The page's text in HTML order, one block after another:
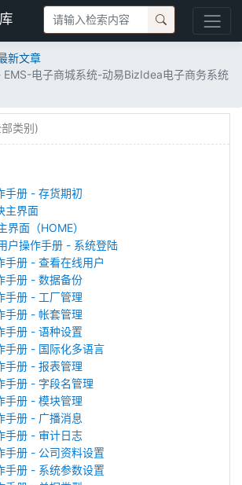
新文章
电子商城系统-动易BizIdea电子商务系统
类别)
手册 - 存货期初
主界面
界面（HOME）
户操作手册 - 系统登陆
手册 - 查看在线用户
手册 - 数据备份
手册 - 工厂管理
手册 - 帐套管理
手册 - 语种设置
手册 - 国际化多语言
手册 - 报表管理
手册 - 字段名管理
手册 - 模块管理
手册 - 广播消息
手册 - 审计日志
手册 - 公司资料设置
手册 - 系统参数设置